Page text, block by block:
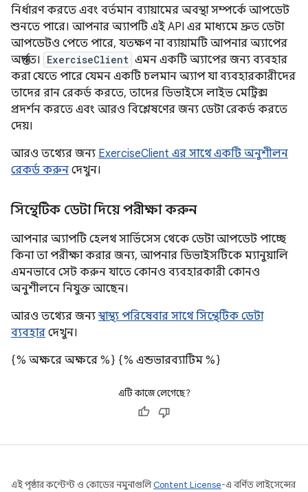
নির্ধারণ করতে এবং বর্তমান ব্যায়ামের অবস্থা সম্পর্কে আপডেট
শুনতে পারে। আপনার অ্যাপটি এই API এর মাধ্যমে দ্রুত ডেটা
আপডেটও পেতে পারে, যতক্ষণ না ব্যায়ামটি আপনার অ্যাপের
অন্তর্গত।
ExerciseClient এমন একটি অ্যাপের জন্য ব্যবহার
করা যেতে পারে যেমন একটি চলমান অ্যাপ যা ব্যবহারকারীদের
তাদের রান রেকর্ড করতে, তাদের ডিভাইসে লাইভ মেট্রিক্স
প্রদর্শন করতে এবং আরও বিশ্লেষণের জন্য ডেটা রেকর্ড করতে
দেয়।
আরও তথ্যের জন্য ExerciseClient এর সাথে একটি অনুশীলন
রেকর্ড করুন দেখুন।
সিন্থেটিক ডেটা দিয়ে পরীক্ষা করুন
আপনার অ্যাপটি হেলথ সার্ভিসেস থেকে ডেটা আপডেট পাচ্ছে
কিনা তা পরীক্ষা করার জন্য, আপনার ডিভাইসটিকে ম্যানুয়ালি
এমনভাবে সেট করুন যাতে কোনও ব্যবহারকারী কোনও
অনুশীলনে নিযুক্ত আছেন।
আরও তথ্যের জন্যস্বাস্থ্য পরিষেবার সাথে সিন্থেটিক ডেটা
ব্যবহার দেখুন।
{% অক্ষরে অক্ষরে %} {% এন্ডভারব্যাটিম %}
এটি কাজে লেগেছে?
এই পৃষ্ঠার কন্টেন্ট ও কোডের নমুনাগুলিContent License-এ বর্ণিত লাইসেন্সের